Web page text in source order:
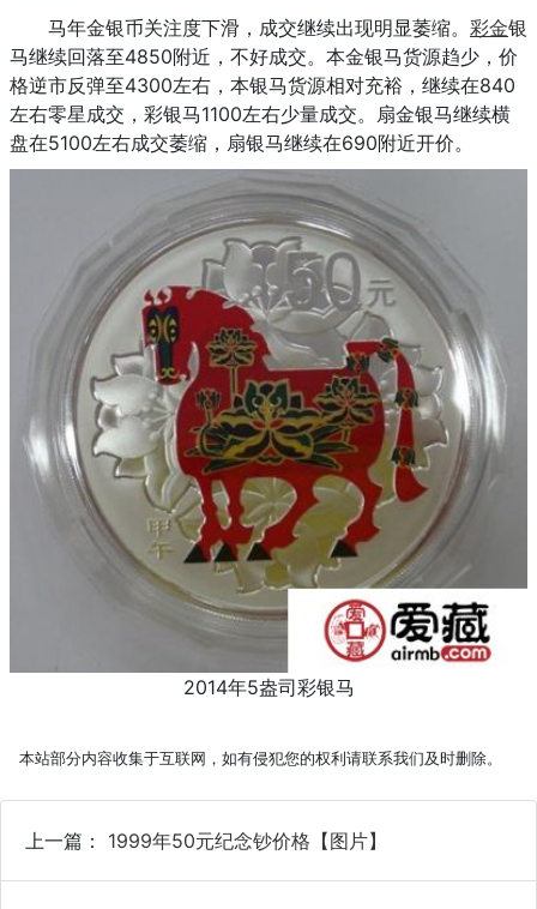
马年金银币关注度下滑，成交继续出现明显萎缩。 彩金银
马继续回落至4850附近，不好成交。本金银马货源趋少，价
格逆市反弹至4300左右，本银马货源相对充裕，继续在840
左右零星成交，彩银马1100左右少量成交。扇金银马继续横
盘在5100左右成交萎缩，扇银马继续在690附近开价。
2014年5盎司彩银马
本站部分内容收集于互联网，如有侵犯您的权利请联系我们及时删除。
上一篇： 1999年50元纪念钞价格【图片】